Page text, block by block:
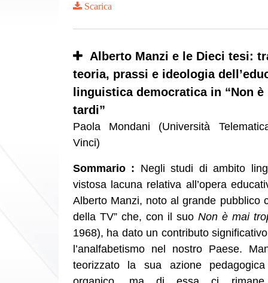
Scarica
Alberto Manzi e le Dieci tesi:
teoria, prassi e ideologia
linguistica democratica in “Non
tardi”
Paola Mondani (Università
Vinci)
Sommario : Negli studi di ambito
vistosa lacuna relativa all’opera
Alberto Manzi, noto al grande pubblico
della TV” che, con il suo Non è mai
1968), ha dato un contributo
l’analfabetismo nel nostro Paese.
teorizzato la sua azione